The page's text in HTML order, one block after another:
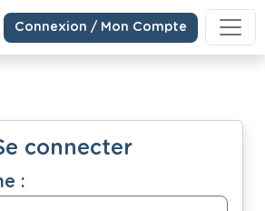
Connexion / Mon Compte
connecter
: